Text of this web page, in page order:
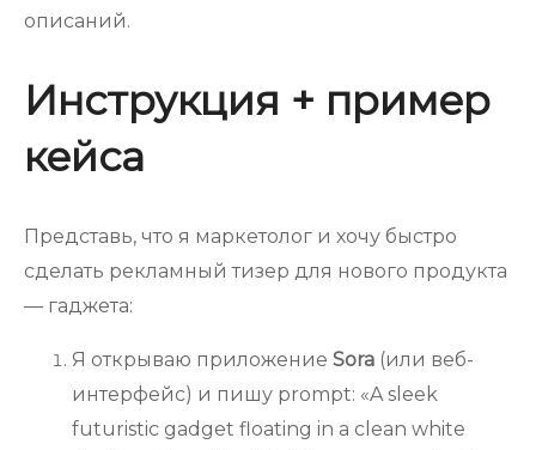
описаний.
Инструкция + пример
кейса
Представь, что я маркетолог и хочу быстро
сделать рекламный тизер для нового продукта
— гаджета:
Я открываю приложение Sora (или веб-
интерфейс) и пишу prompt: «A sleek
futuristic gadget floating in a clean white